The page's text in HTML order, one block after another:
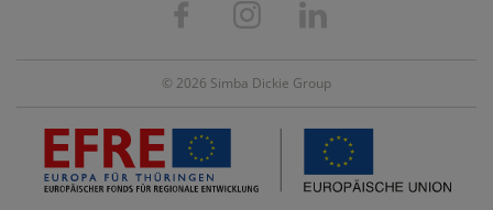
© 2026 Simba Dickie Group